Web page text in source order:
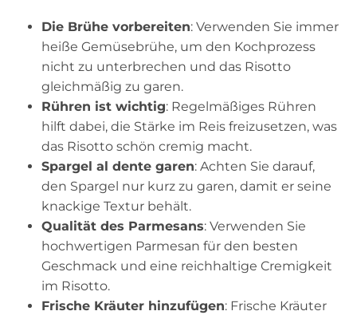
Die Brühe vorbereiten: Verwenden Sie immer
heiße Gemüsebrühe, um den Kochprozess
nicht zu unterbrechen und das Risotto
gleichmäßig zu garen.
Rühren ist wichtig: Regelmäßiges Rühren
hilft dabei, die Stärke im Reis freizusetzen, was
das Risotto schön cremig macht.
Spargel al dente garen: Achten Sie darauf,
den Spargel nur kurz zu garen, damit er seine
knackige Textur behält.
Qualität des Parmesans: Verwenden Sie
hochwertigen Parmesan für den besten
Geschmack und eine reichhaltige Cremigkeit
im Risotto.
Frische Kräuter hinzufügen: Frische Kräuter